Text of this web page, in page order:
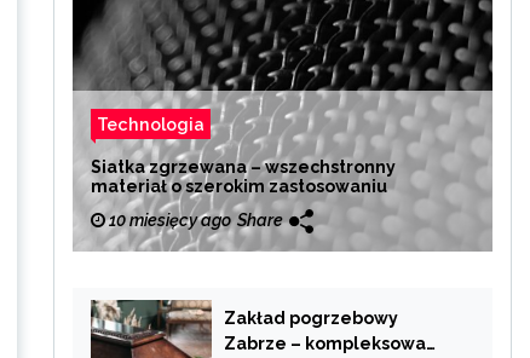
Technologia
Siatka zgrzewana – wszechstronny
materiał o szerokim zastosowaniu
10 miesięcy ago Share
Zakład pogrzebowy
Zabrze – kompleksowa